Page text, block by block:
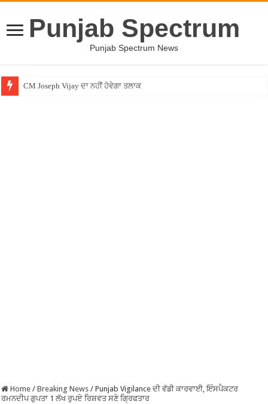
Punjab Spectrum
Punjab Spectrum News
CM Joseph Vijay ਦਾ ਨਹੀਂ ਹੋਵੇਗਾ ਤਲਾਕ
Entertainment News – ਕਮੇਡੀਅਨ ਚੰਦਨ ਪ੍ਰਭਾਕਰ ਦਾ ਖੁਲਾਸਾ ! ”ਲਾਫਟਰ ਚੈਲੇਂਜ”
Home / Breaking News / Punjab Vigilance ਦੀ ਵੱਡੀ ਕਾਰਵਾਈ, ਇੰਸਪੈਕਟਰ
ਰਮਨਦੀਪ ਗੁਪਤਾ 1 ਲੱਖ ਰੁਪਏ ਰਿਸ਼ਵਤ ਸਣੇ ਗ੍ਰਿਫਤਾਰ